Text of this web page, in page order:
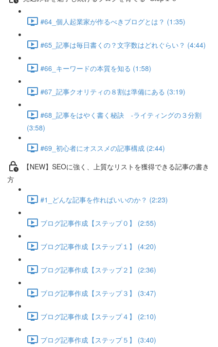
#64_個人起業家が作るべきブログとは？ (1:35)
#65_記事は毎日書くの？文字数はどれぐらい？ (4:44)
#66_キーワードの本質を知る (1:58)
#67_記事クオリティの８割は準備にある (3:19)
#68_記事をはやく書く秘訣 -ライティングの３分割
(3:58)
#69_初心者にオススメの記事構成 (2:44)
【NEW】SEOに強く、上質なリストを獲得できる記事の書き
方
#1_どんな記事を作ればいいのか？ (2:23)
ブログ記事作成【ステップ０】 (2:55)
ブログ記事作成【ステップ１】 (4:20)
ブログ記事作成【ステップ２】 (2:36)
ブログ記事作成【ステップ３】 (3:47)
ブログ記事作成【ステップ４】 (2:10)
ブログ記事作成【ステップ５】 (3:40)